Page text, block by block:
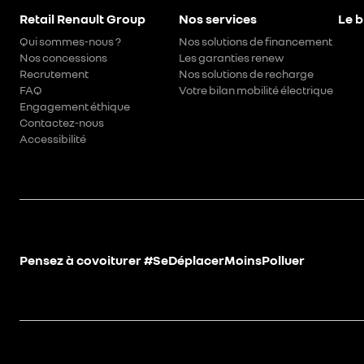
Retail Renault Group
Qui sommes-nous ?
Nos concessions
Recrutement
FAQ
Engagement éthique
Contactez-nous
Accessibilité
Nos services
Nos solutions de financement
Les garanties renew
Nos solutions de recharge
Votre bilan mobilité électrique
Le
Pensez à covoiturer #SeDéplacerMoinsPolluer